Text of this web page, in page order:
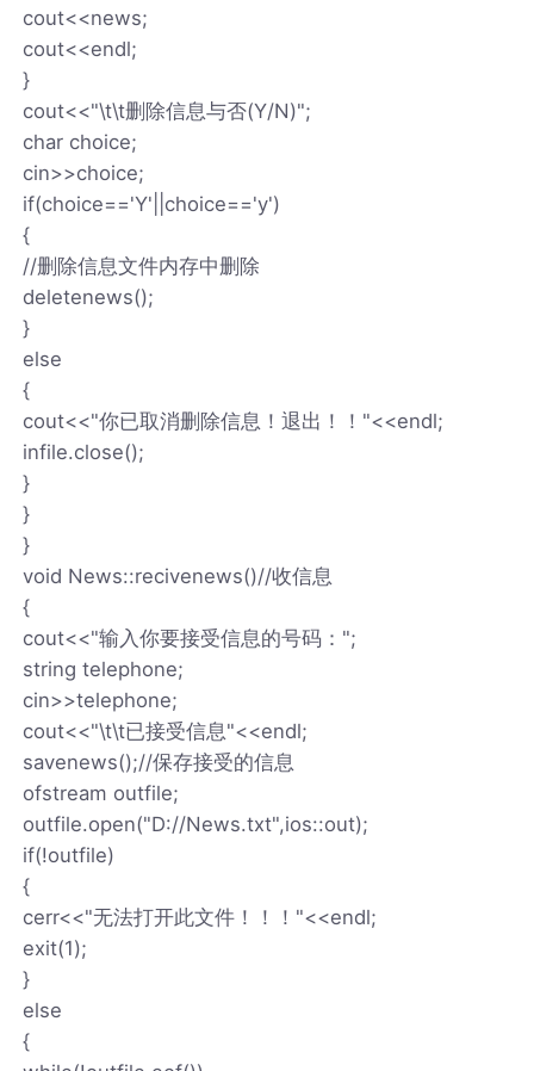
cout<<news;
cout<<endl;
}
cout<<"\t\t删除信息与否(Y/N)";
char choice;
cin>>choice;
if(choice=='Y'||choice=='y')
{
//删除信息文件内存中删除
deletenews();
}
else
{
cout<<"你已取消删除信息！退出！！"<<endl;
infile.close();
}
}
}
void News::recivenews()//收信息
{
cout<<"输入你要接受信息的号码：";
string telephone;
cin>>telephone;
cout<<"\t\t已接受信息"<<endl;
savenews();//保存接受的信息
ofstream outfile;
outfile.open("D://News.txt",ios::out);
if(!outfile)
{
cerr<<"无法打开此文件！！！"<<endl;
exit(1);
}
else
{